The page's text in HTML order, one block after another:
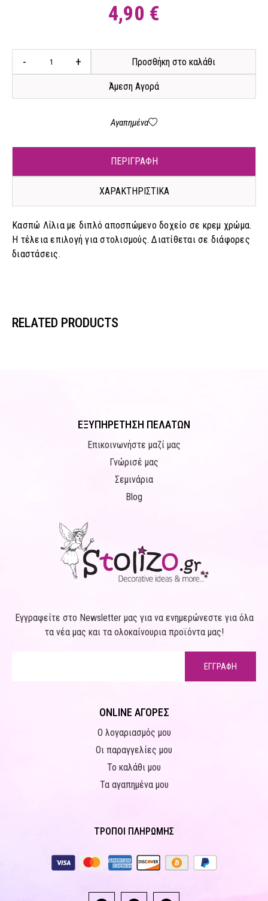
4,90 €
- + Προσθήκη στο καλάθι
Άμεση Αγορά
Αγαπημένα
ΠΕΡΙΓΡΑΦΗ
ΧΑΡΑΚΤΗΡΙΣΤΙΚΑ
Κασπώ Λίλια με διπλό αποσπώμενο δοχείο σε κρεμ χρώμα.
Η τέλεια επιλογή για στολισμούς. Διατίθεται σε διάφορες
διαστάσεις.
RELATED PRODUCTS
ΕΞΥΠΗΡΕΤΗΣΗ ΠΕΛΑΤΩΝ
Επικοινωνήστε μαζί μας
Γνώρισέ μας
Σεμινάρια
Blog
Εγγραφείτε στο Newsletter μας για να ενημερώνεστε για όλα
τα νέα μας και τα ολοκαίνουρια προϊόντα μας!
ΕΓΓΡΑΦΗ
ONLINE ΑΓΟΡΕΣ
Ο λογαριασμός μου
Οι παραγγελίες μου
Το καλάθι μου
Τα αγαπημένα μου
ΤΡΟΠΟΙ ΠΛΗΡΩΜΗΣ